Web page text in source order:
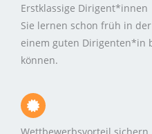
Erstklassige Dirigent*innen
Sie lernen schon früh in
einem guten Dirigenten*in
können.
Wettbewerbsvorteil sichern